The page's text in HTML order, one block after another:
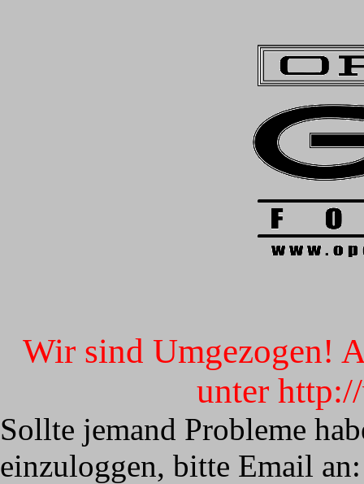
Wir sind Umgezogen!
unter
Sollte jemand Probleme
einzuloggen, bitte Email